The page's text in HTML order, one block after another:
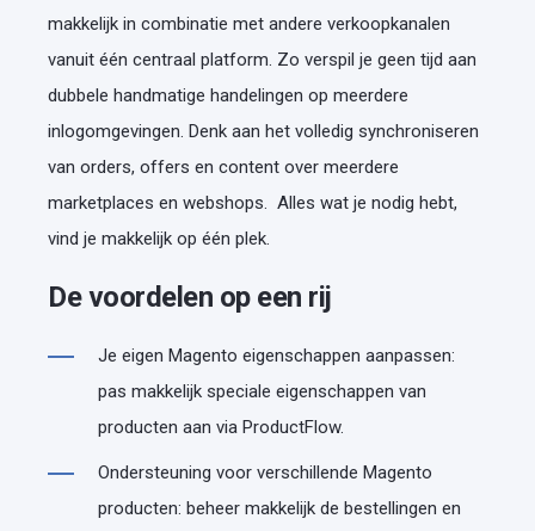
makkelijk in combinatie met andere verkoopkanalen
vanuit één centraal platform. Zo verspil je geen tijd aan
dubbele handmatige handelingen op meerdere
inlogomgevingen. Denk aan het volledig synchroniseren
van orders, offers en content over meerdere
marketplaces en webshops. Alles wat je nodig hebt,
vind je makkelijk op één plek.
De voordelen op een rij
Je eigen Magento eigenschappen aanpassen:
pas makkelijk speciale eigenschappen van
producten aan via ProductFlow.
Ondersteuning voor verschillende Magento
producten: beheer makkelijk de bestellingen en